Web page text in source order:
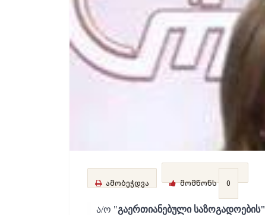
ამობეჭდვა მომწონს 0
ა/ო "გაერთიანებული საზოგადოების"